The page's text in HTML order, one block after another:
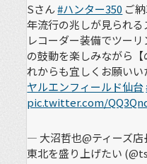
Sさん#ハンター350 ご
年流行の兆しが見られ
レコーダー装備でツー
の鼓動を楽しみながら
れからも宜しくお願い
ヤルエンフィールド仙台
pic.twitter.com/
— 大沼哲也@ティーズ店
東北を盛り上げたい